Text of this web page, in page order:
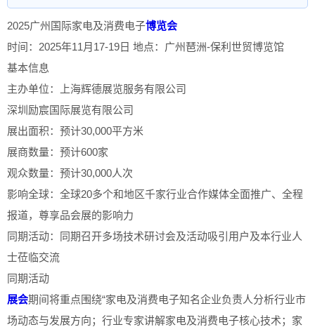
2025广州国际家电及消费电子博览会
时间：2025年11月17-19日 地点：广州琶洲-保利世贸博览馆
基本信息
主办单位：上海辉德展览服务有限公司
深圳励宸国际展览有限公司
展出面积：预计30,000平方米
展商数量：预计600家
观众数量：预计30,000人次
影响全球：全球20多个和地区千家行业合作媒体全面推广、全程
报道，尊享品会展的影响力
同期活动：同期召开多场技术研讨会及活动吸引用户及本行业人
士莅临交流
同期活动
展会期间将重点围绕“家电及消费电子知名企业负责人分析行业市
场动态与发展方向；行业专家讲解家电及消费电子核心技术；家